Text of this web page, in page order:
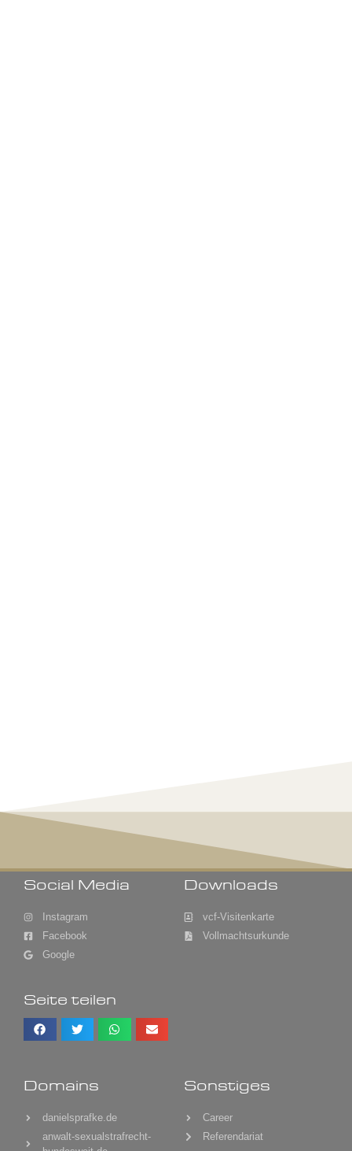
Social Media
Instagram
Facebook
Google
Seite teilen
Downloads
vcf-Visitenkarte
Vollmachtsurkunde
Domains
danielsprafke.de
anwalt-sexualstrafrecht-
Sonstiges
Career
Referendariat